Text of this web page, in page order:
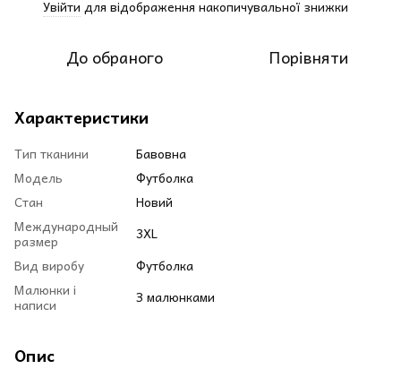
Увійти для відображення накопичувальної знижки
До обраного Порівняти
Характеристики
Тип тканини
Бавовна
Модель
Футболка
Стан
Новий
Международный
размер
3XL
Вид виробу
Футболка
Малюнки і
написи З малюнками
Опис